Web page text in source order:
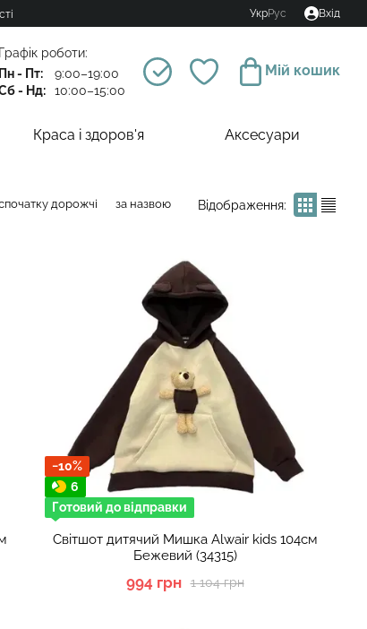
УкрРус Вхід
Графік роботи:
Пн - Пт:
9:00–19:00
- Нд:
10:00–15:00
Мій кошик
Краса і здоров'я Аксесуари
дорожчі за назвою Відображення:
−10%
6
Готовий до відправки
Світшот дитячий Мишка Alwair kids 104см
Бежевий (34315)
1 104 грн
994 грн